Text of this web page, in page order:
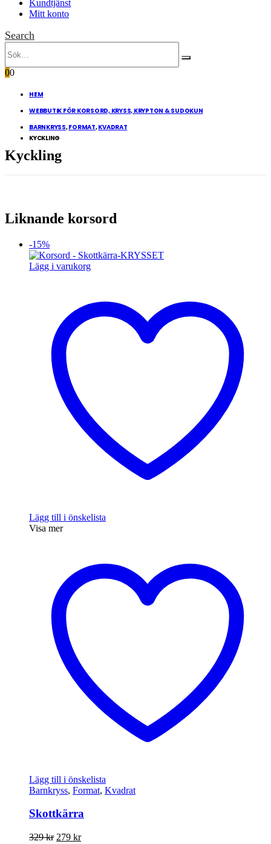
Kundtjänst
Mitt konto
Search
00
HEM
WEBBUTIK FÖR KORSORD, KRYSS, KRYPTON & SUDOKUN
BARNKRYSS,FORMAT,KVADRAT
KYCKLING
Kyckling
Liknande korsord
-15%
Lägg i varukorg
Lägg till i önskelista
Visa mer
Lägg till i önskelista
Barnkryss, Format, Kvadrat
Skottkärra
329kr Det
279 krDet